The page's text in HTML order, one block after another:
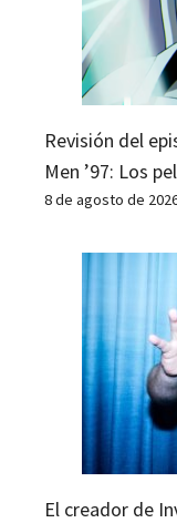
Revisión del
Men ’97: Los
8 de agosto de
El creador de